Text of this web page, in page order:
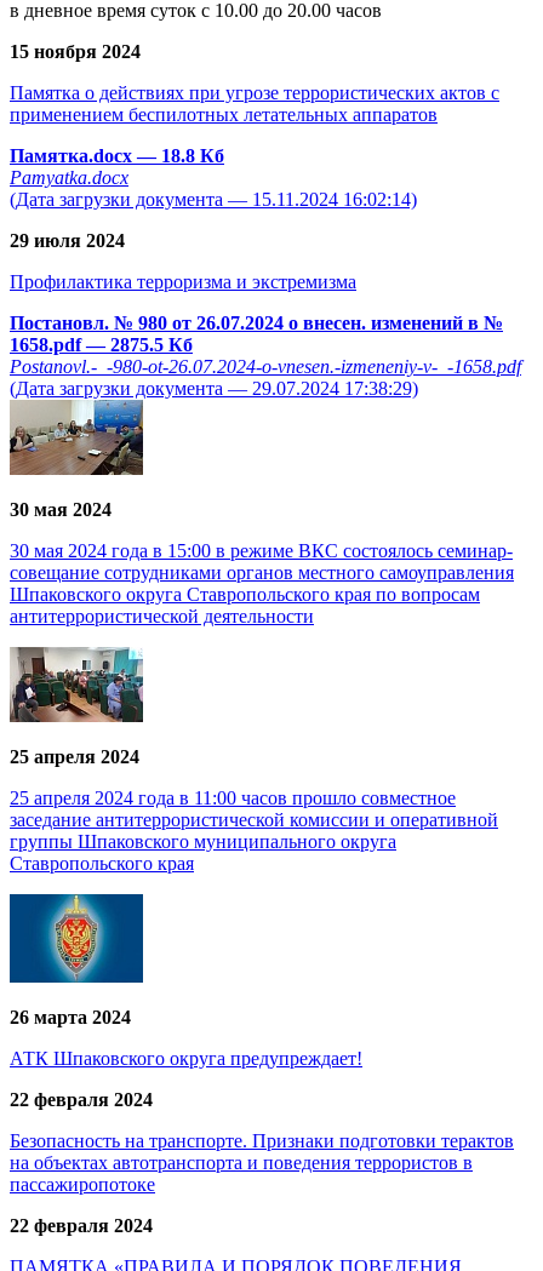
в дневное время суток с 10.00 до 20.00 часов
15 ноября 2024
Памятка о действиях при угрозе террористических актов с
применением беспилотных летательных аппаратов
Памятка.docx— 18.8 Кб
Pamyatka.docx
(Дата загрузки документа — 15.11.2024 16:02:14)
29 июля 2024
Профилактика терроризма и экстремизма
Постановл. № 980 от 26.07.2024 о внесен. изменений в №
1658.pdf— 2875.5 Кб
Postanovl.-_-980-ot-26.07.2024-o-vnesen.-izmeneniy-v-_-1658.pdf
(Дата загрузки документа — 29.07.2024 17:38:29)
30 мая 2024
30 мая 2024 года в 15:00 в режиме ВКС состоялось семинар-
совещание сотрудниками органов местного самоуправления
Шпаковского округа Ставропольского края по вопросам
антитеррористической деятельности
25 апреля 2024
25 апреля 2024 года в 11:00 часов прошло совместное
заседание антитеррористической комиссии и оперативной
группы Шпаковского муниципального округа
Ставропольского края
26 марта 2024
АТК Шпаковского округа предупреждает!
22 февраля 2024
Безопасность на транспорте. Признаки подготовки терактов
на объектах автотранспорта и поведения террористов в
пассажиропотоке
22 февраля 2024